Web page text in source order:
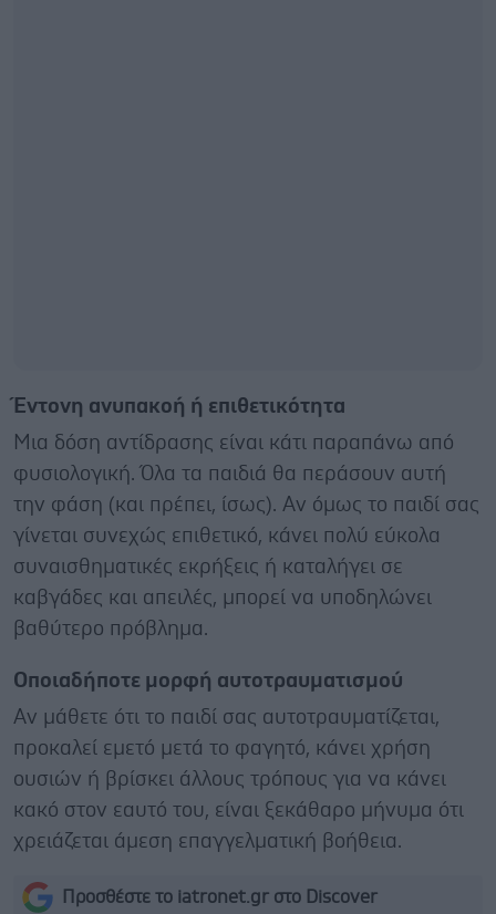
Έντονη ανυπακοή ή επιθετικότητα
Μια δόση αντίδρασης είναι κάτι παραπάνω από
φυσιολογική. Όλα τα παιδιά θα περάσουν αυτή
την φάση (και πρέπει, ίσως). Αν όμως το παιδί σας
γίνεται συνεχώς επιθετικό, κάνει πολύ εύκολα
συναισθηματικές εκρήξεις ή καταλήγει σε
καβγάδες και απειλές, μπορεί να υποδηλώνει
βαθύτερο πρόβλημα.
Οποιαδήποτε μορφή αυτοτραυματισμού
Αν μάθετε ότι το παιδί σας αυτοτραυματίζεται,
προκαλεί εμετό μετά το φαγητό, κάνει χρήση
ουσιών ή βρίσκει άλλους τρόπους για να κάνει
κακό στον εαυτό του, είναι ξεκάθαρο μήνυμα ότι
χρειάζεται άμεση επαγγελματική βοήθεια.
Προσθέστε το iatronet.gr στο Discover